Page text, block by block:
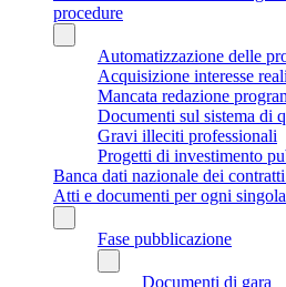
procedure
Automatizzazione delle
Acquisizione interesse
Mancata redazione
Documenti sul sistema di
Gravi illeciti professionali
Progetti di investimento
Banca dati nazionale dei
Atti e documenti per ogni
Fase pubblicazione
Documenti di gara